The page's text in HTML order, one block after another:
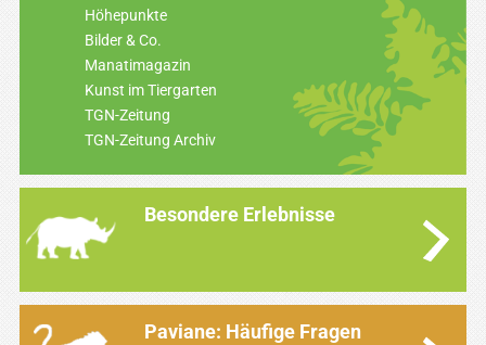
Höhepunkte
Bilder & Co.
Manatimagazin
Kunst im Tiergarten
TGN-Zeitung
TGN-Zeitung Archiv
Besondere Erlebnisse
Paviane: Häufige Fragen